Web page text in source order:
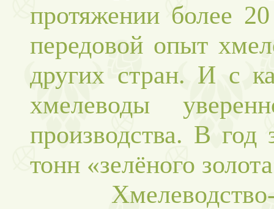
протяжении более
передовой опыт
других стран. И с
хмелеводы
производства. В год
тонн «зелёного
Хмелеводство-